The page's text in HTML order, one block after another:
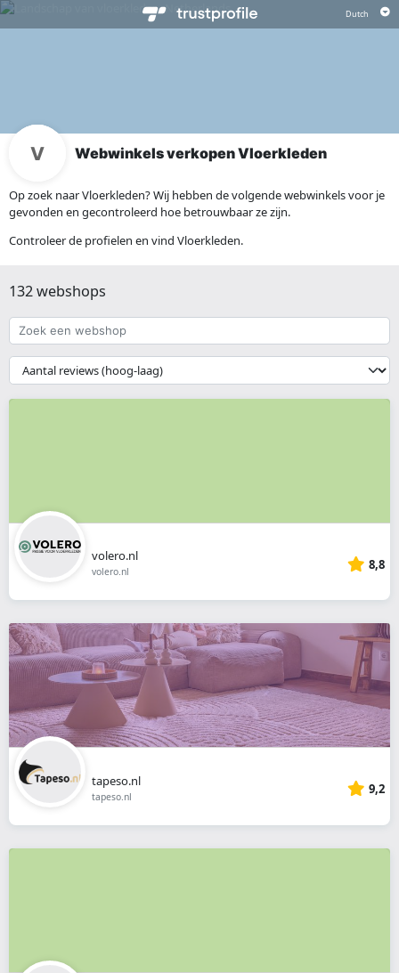
Webwinkels verkopen Vloerkleden
Op zoek naar Vloerkleden? Wij hebben de volgende webwinkels voor je
gevonden en gecontroleerd hoe betrouwbaar ze zijn.
Controleer de profielen en vind Vloerkleden.
132 webshops
Zoek
een
webshop
{{
__('Sort')
}}
volero.nl
volero.nl 8,8
tapeso.nl
tapeso.nl 9,2